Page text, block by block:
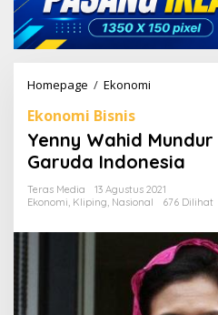
Homepage / Ekonomi
n
y
W
a
h
d
M
u
d
Ekonomi Bisnis
Yenny Wahid
Garuda Indonesia
Teras Media
13 Agustus 2021
Ekonomi, Kliping, Nasional 676 Dilihat